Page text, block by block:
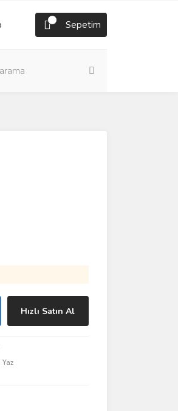
Sepetim
Hızlı Satın Al
Yaz